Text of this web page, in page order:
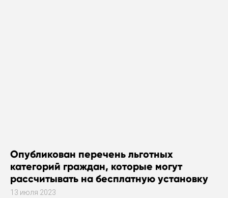
Опубликован перечень льготных
категорий граждан, которые могут
рассчитывать на бесплатную установку
газового оборудования
13 июля 2023